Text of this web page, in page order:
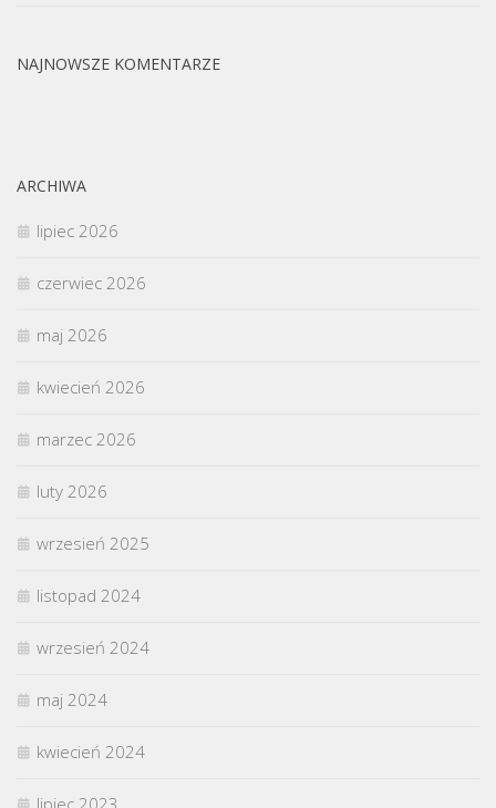
NAJNOWSZE KOMENTARZE
ARCHIWA
lipiec 2026
czerwiec 2026
maj 2026
kwiecień 2026
marzec 2026
luty 2026
wrzesień 2025
listopad 2024
wrzesień 2024
maj 2024
kwiecień 2024